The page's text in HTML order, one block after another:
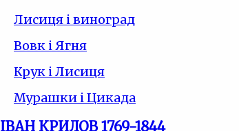
Лисиця і виноград
Вовк і Ягня
Крук і Лисиця
Мурашки і Цикада
ІВАН КРИЛОВ 1769-1844